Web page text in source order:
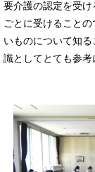
要介護の認定を受
ごとに受けること
いものについて知
識としてとても参考